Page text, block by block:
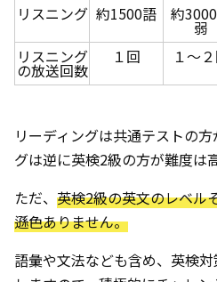
リスニング 約1500語 約
弱
リスニング
の放送回数
１回 １～
リーディングは共通テストの
グは逆に英検2級の方が難度は
ただ、 英検2級の英文のレベル
遜色ありません。
語彙や文法なども含め、英検